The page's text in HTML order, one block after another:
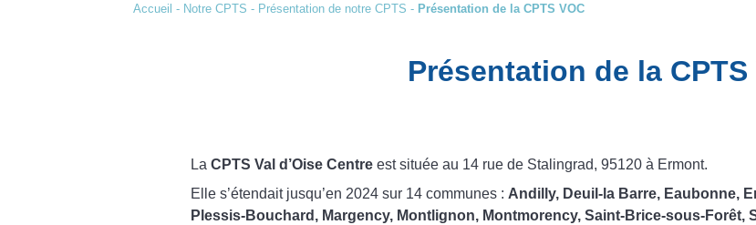
Accueil - Notre CPTS - Présentation de notre CPTS - Présentation de la CPTS VOC
Présentation de la CPTS
La CPTS Val d’Oise Centre est située au 14 rue de Stalingrad, 95120 à Ermont.
Elle s’étendait jusqu’en 2024 sur 14 communes : Andilly, Deuil-la Barre, Eaubonne,
Plessis-Bouchard, Margency, Montlignon, Montmorency, Saint-Brice-sous-Forêt,